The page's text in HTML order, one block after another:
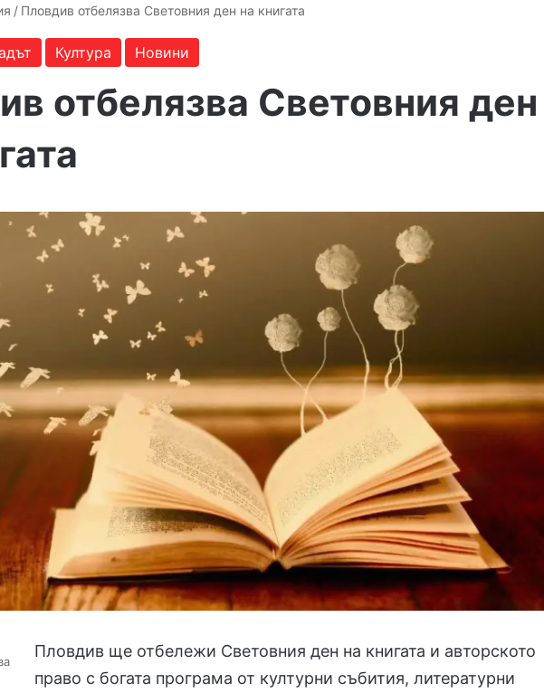
/ Пловдив отбелязва Световния ден на книгата
Култура Новини
отбелязва Световния ден
Пловдив ще отбележи Световния ден на книгата и авторското
право с богата програма от културни събития, литературни